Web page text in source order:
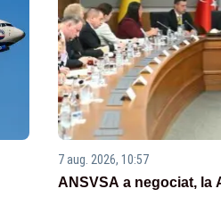
7 aug. 2026, 10:57
ANSVSA a negociat, la